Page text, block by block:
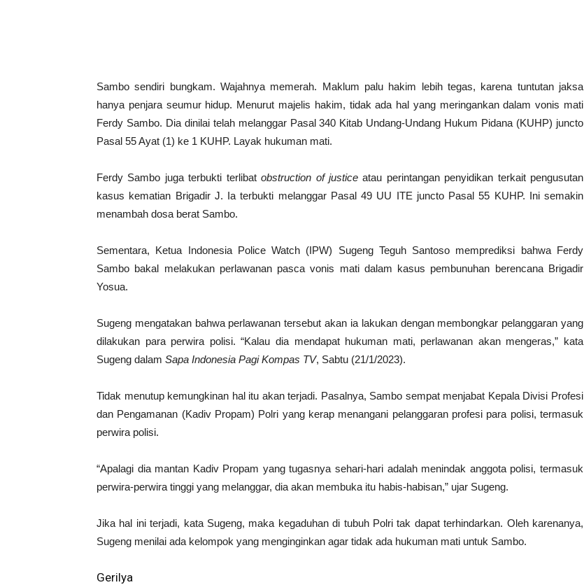
Sambo sendiri bungkam. Wajahnya memerah. Maklum palu hakim lebih tegas, karena tuntutan jaksa
hanya penjara seumur hidup. Menurut majelis hakim, tidak ada hal yang meringankan dalam vonis mati
Ferdy Sambo. Dia dinilai telah melanggar Pasal 340 Kitab Undang-Undang Hukum Pidana (KUHP) juncto
Pasal 55 Ayat (1) ke 1 KUHP. Layak hukuman mati.
Ferdy Sambo juga terbukti terlibatobstruction of justiceatau perintangan penyidikan terkait pengusutan
kasus kematian Brigadir J. Ia terbukti melanggar Pasal 49 UU ITE juncto Pasal 55 KUHP. Ini semakin
menambah dosa berat Sambo.
Sementara, Ketua Indonesia Police Watch (IPW) Sugeng Teguh Santoso memprediksi bahwa Ferdy
Sambo bakal melakukan perlawanan pasca vonis mati dalam kasus pembunuhan berencana Brigadir
Yosua.
Sugeng mengatakan bahwa perlawanan tersebut akan ia lakukan dengan membongkar pelanggaran yang
dilakukan para perwira polisi. “Kalau dia mendapat hukuman mati, perlawanan akan mengeras,” kata
Sugeng dalam Sapa Indonesia Pagi Kompas TV, Sabtu (21/1/2023).
Tidak menutup kemungkinan hal itu akan terjadi. Pasalnya, Sambo sempat menjabat Kepala Divisi Profesi
dan Pengamanan (Kadiv Propam) Polri yang kerap menangani pelanggaran profesi para polisi, termasuk
perwira polisi.
“Apalagi dia mantan Kadiv Propam yang tugasnya sehari-hari adalah menindak anggota polisi, termasuk
perwira-perwira tinggi yang melanggar, dia akan membuka itu habis-habisan,” ujar Sugeng.
Jika hal ini terjadi, kata Sugeng, maka kegaduhan di tubuh Polri tak dapat terhindarkan. Oleh karenanya,
Sugeng menilai ada kelompok yang menginginkan agar tidak ada hukuman mati untuk Sambo.
Gerilya